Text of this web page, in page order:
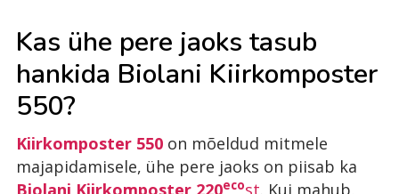
Kas ühe pere jaoks tasub
hankida Biolani Kiirkomposter
550?
Kiirkomposter 550 on mõeldud mitmele
majapidamisele, ühe pere jaoks on piisab ka
Biolani Kiirkomposter 220ecost. Kui mahub,